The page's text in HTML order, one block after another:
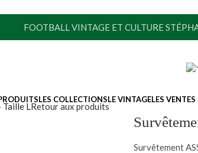
FOOTBALL VINTAGE ET CULTURE
LES COLLECTIONSLE VINTAGELES VENTES
Taille LRetour aux produits
Survêtement